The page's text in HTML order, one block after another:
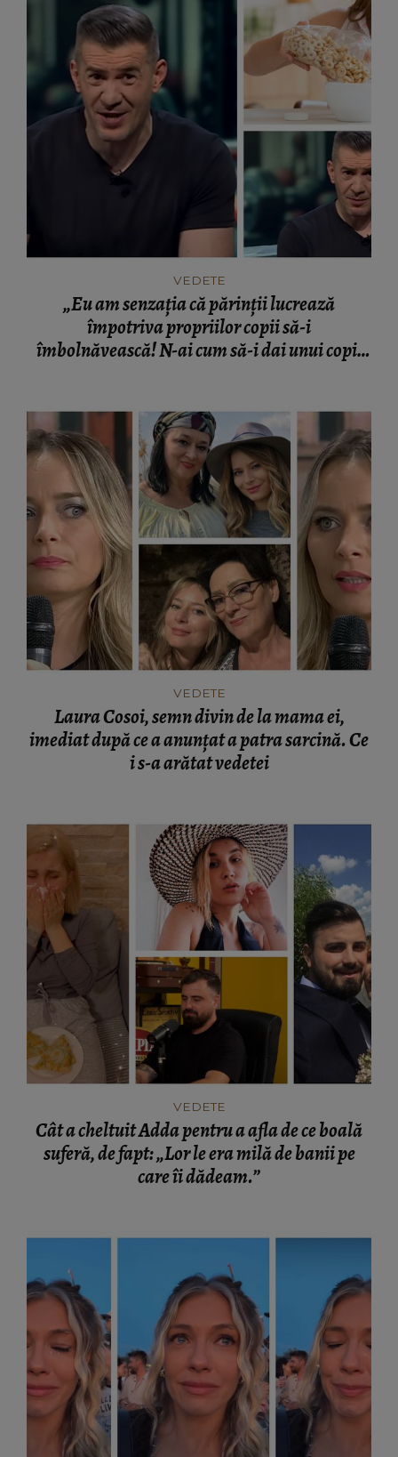
VEDETE
„Eu am senzația că părinții lucrează
împotriva propriilor copii să-i
îmbolnăvească! N-ai cum să-i dai unui copil
VEDETE
Laura Cosoi, semn divin de la mama ei,
imediat după ce a anunțat a patra sarcină. Ce
i s-a arătat vedetei
VEDETE
Cât a cheltuit Adda pentru a afla de ce boală
suferă, de fapt: „Lor le era milă de banii pe
care îi dădeam.”